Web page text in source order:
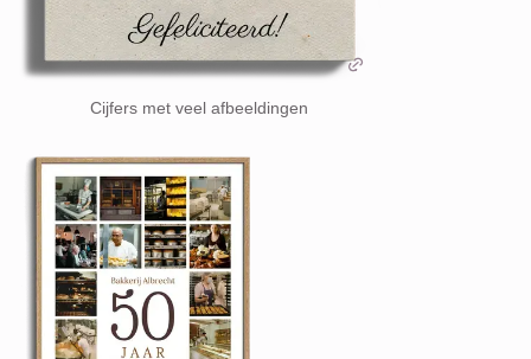
Cijfers met veel afbeeldingen